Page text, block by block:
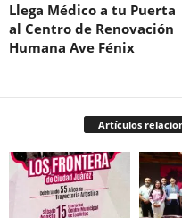
Llega Médico a tu Puerta
al Centro de Renovación
Humana Ave Fénix
Artículos